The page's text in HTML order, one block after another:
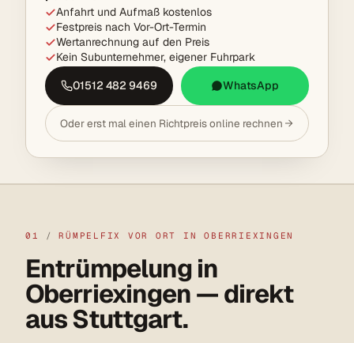
Anfahrt und Aufmaß kostenlos
Festpreis nach Vor-Ort-Termin
Wertanrechnung auf den Preis
Kein Subunternehmer, eigener Fuhrpark
01512 482 9469
WhatsApp
Oder erst mal einen Richtpreis online rechnen
01 / RÜMPELFIX VOR ORT IN OBERRIEXINGEN
Entrümpelung in
Oberriexingen — direkt
aus Stuttgart.